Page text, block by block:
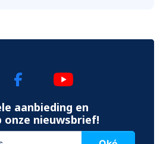
aanbieding en
onze nieuwsbrief!